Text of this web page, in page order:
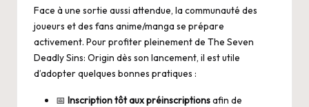
Face à une sortie aussi attendue, la communauté des
joueurs et des fans anime/manga se prépare
activement. Pour profiter pleinement de The Seven
Deadly Sins: Origin dès son lancement, il est utile
d’adopter quelques bonnes pratiques :
📅 Inscription tôt aux préinscriptionsafin de